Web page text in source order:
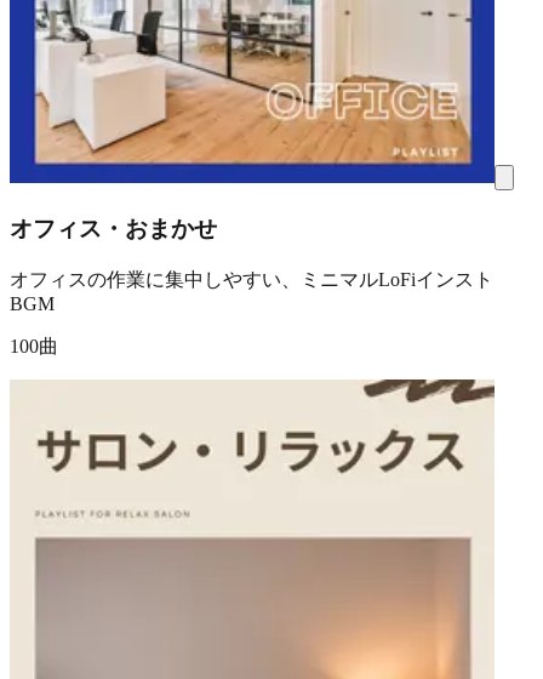
オフィス・おまかせ
オフィスの作業に集中しやすい、ミニマルLoFiインスト
BGM
100曲